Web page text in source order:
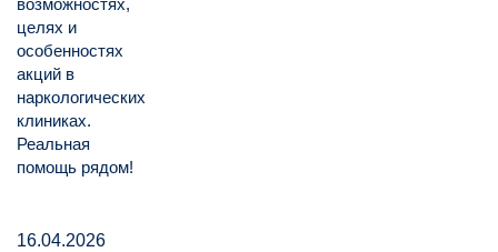
возможностях,
целях и
особенностях
акций в
наркологических
клиниках.
Реальная
помощь рядом!
16.04.2026